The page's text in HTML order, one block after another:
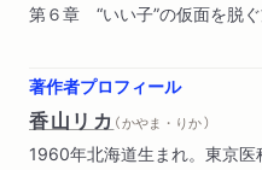
第６章 “いい子”の仮面を脱
著作者プロフィール
香山リカ （ かやま・りか ）
1960年北海道生まれ。東京